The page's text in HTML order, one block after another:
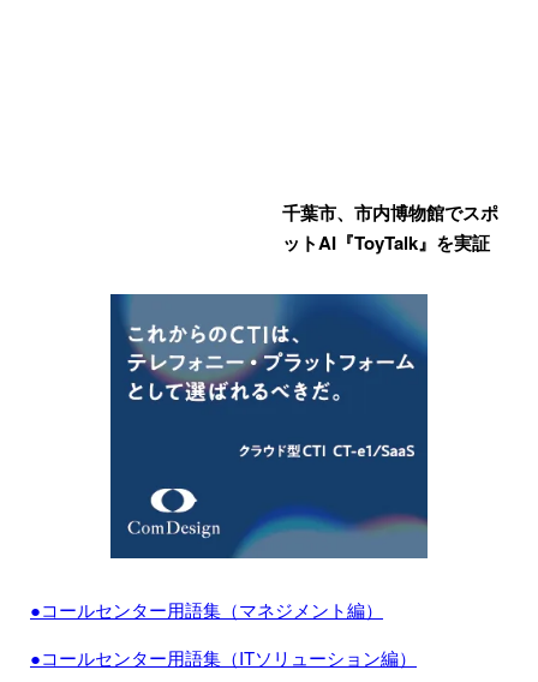
千葉市、市内博物館でスポ
ットAI『ToyTalk』を実証
●コールセンター用語集（マネジメント編）
●コールセンター用語集（ITソリューション編）